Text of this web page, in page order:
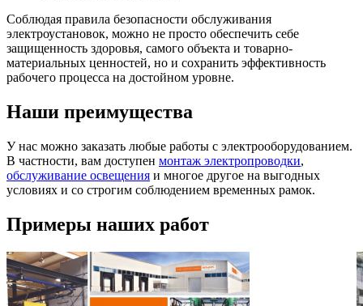
Соблюдая правила безопасности обслуживания
электроустановок, можно не просто обеспечить себе
защищенность здоровья, самого объекта и товарно-
материальных ценностей, но и сохранить эффективность
рабочего процесса на достойном уровне.
Наши преимущества
У нас можно заказать любые работы с электрооборудованием.
В частности, вам доступен монтаж электропроводки,
обслуживание освещения и многое другое на выгодных
условиях и со строгим соблюдением временных рамок.
Примеры наших работ